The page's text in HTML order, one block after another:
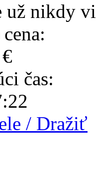
už nikdy
čas:
/ Dražiť